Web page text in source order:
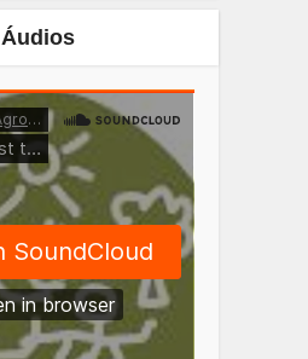
Áudios